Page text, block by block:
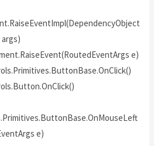
e)
e)